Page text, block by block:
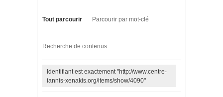
Tout parcourir Parcourir par mot-clé
Recherche de contenus
Identifiant est exactement "http://www.centre-
iannis-xenakis.org/items/show/4090"